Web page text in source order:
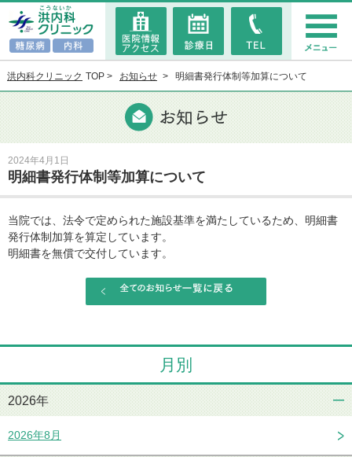
洪内科クリニック TOP お知らせ 明細書発行体制等加算について
2024年4月1日
明細書発行体制等加算について
当院では、法令で定められた施設基準を満たしているため、明細書
発行体制加算を算定しています。
明細書を無償で交付しています。
月別
2026年
2026年8月